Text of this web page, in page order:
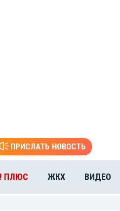
ПРИСЛАТЬ НОВОСТЬ
ПЛЮС ЖКХ ВИДЕО